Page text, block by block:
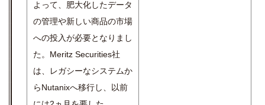
よって、肥大化したデータ
の管理や新しい商品の市場
への投入が必要となりまし
た。Meritz Securities社
は、レガシーなシステムか
らNutanixへ移行し、以前